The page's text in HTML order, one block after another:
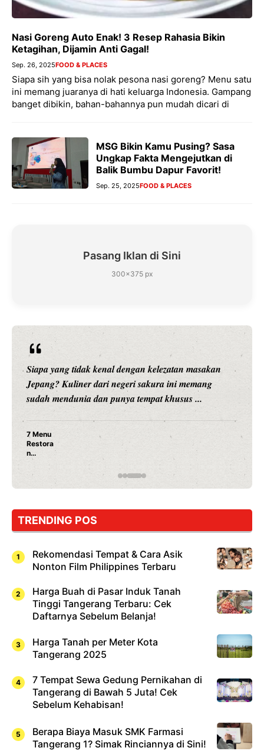
Nasi Goreng Auto Enak! 3 Resep Rahasia Bikin
Ketagihan, Dijamin Anti Gagal!
Sep. 26, 2025FOOD & PLACES
Siapa sih yang bisa nolak pesona nasi goreng? Menu satu
ini memang juaranya di hati keluarga Indonesia. Gampang
banget dibikin, bahan-bahannya pun mudah dicari di
MSG Bikin Kamu Pusing? Sasa
Ungkap Fakta Mengejutkan di
Balik Bumbu Dapur Favorit!
Sep. 25, 2025FOOD & PLACES
Pasang Iklan di Sini
300×375 px
Siapa yang tidak kenal dengan kelezatan masakan
Jepang? Kuliner dari negeri sakura ini memang
sudah mendunia dan punya tempat khusus ...
7 Menu
Restora
n
Jepang
Dicoba,
Cuma
Sushi!
TRENDING POS
Rekomendasi Tempat & Cara Asik
Nonton Film Philippines Terbaru
Harga Buah di Pasar Induk Tanah
Tinggi Tangerang Terbaru: Cek
Daftarnya Sebelum Belanja!
Harga Tanah per Meter Kota
Tangerang 2025
7 Tempat Sewa Gedung Pernikahan di
Tangerang di Bawah 5 Juta! Cek
Sebelum Kehabisan!
Berapa Biaya Masuk SMK Farmasi
Tangerang 1? Simak Rinciannya di Sini!